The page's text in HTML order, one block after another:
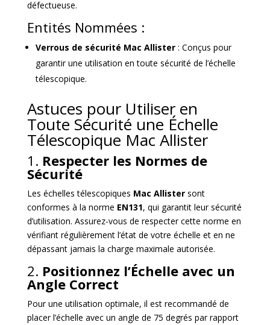
défectueuse.
Entités Nommées :
Verrous de sécurité Mac Allister: Conçus pour
garantir une utilisation en toute sécurité de l’échelle
télescopique.
Astuces pour Utiliser en
Toute Sécurité une Échelle
Télescopique Mac Allister
1. Respecter les Normes de
Sécurité
Les échelles télescopiques Mac Allistersont
conformes à la norme EN131, qui garantit leur sécurité
d’utilisation. Assurez-vous de respecter cette norme en
vérifiant régulièrement l’état de votre échelle et en ne
dépassant jamais la charge maximale autorisée.
2. Positionnez l’Échelle avec un
Angle Correct
Pour une utilisation optimale, il est recommandé de
placer l’échelle avec un angle de 75 degrés par rapport